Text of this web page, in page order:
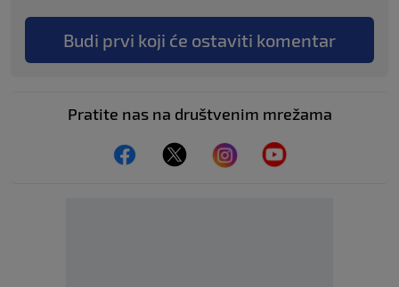
Budi prvi koji će ostaviti komentar
Pratite nas na društvenim mrežama